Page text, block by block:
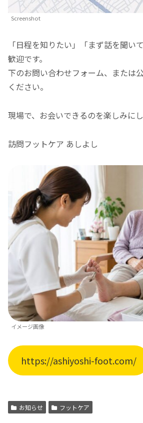
Screenshot
「日程を知りたい」「まず話を聞い
歓迎です。
下のお問い合わせフォーム、または
ください。
現場で、お会いできるのを楽しみにし
訪問フットケア あしよし
イメージ画像
https://ashiyoshi-foot.com/
お知らせ フットケア